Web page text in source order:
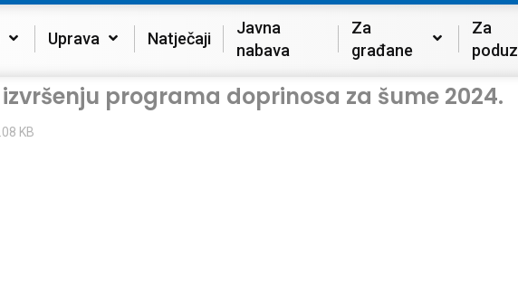
Uprava Natječaji
Javna
nabava
Za
građane
Za
izvršenju programa doprinosa za šume 2024.
KB